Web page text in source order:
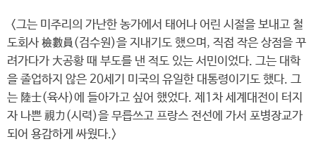
<그는 미주리의 가난한 농가에서 태어나 어린 시절을 보내고 철
도회사 檢數員(검수원)을 지내기도 했으며, 직접 작은 상점을 꾸
려가다가 大공황 때 부도를 낸 적도 있는 서민이었다. 그는 대학
을 졸업하지 않은 20세기 미국의 유일한 대통령이기도 했다. 그
는 陸士(육사)에 들아가고 싶어 했었다. 제1차 세계대전이 터지
자 나쁜 視力(시력)을 무릅쓰고 프랑스 전선에 가서 포병장교가
되어 용감하게 싸웠다.>